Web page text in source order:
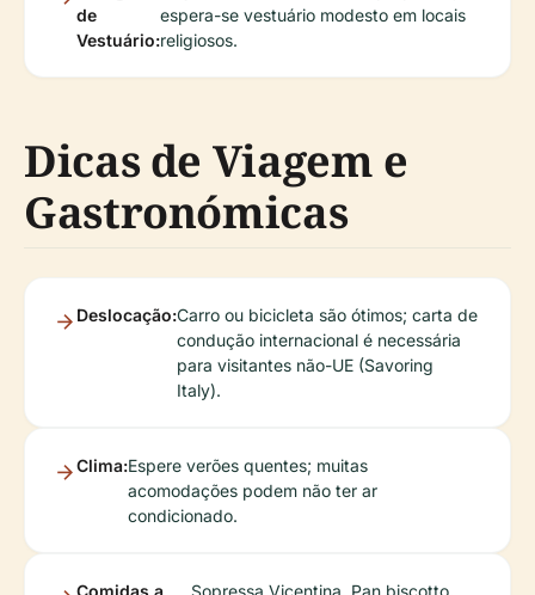
de
Vestuário:
espera-se vestuário modesto em locais
religiosos.
Dicas de Viagem e
Gastronómicas
Deslocação:Carro ou bicicleta são ótimos; carta de
condução internacional é necessária
para visitantes não-UE (Savoring
Italy).
Clima:Espere verões quentes; muitas
acomodações podem não ter ar
condicionado.
Comidas a
Sopressa Vicentina, Pan biscotto,